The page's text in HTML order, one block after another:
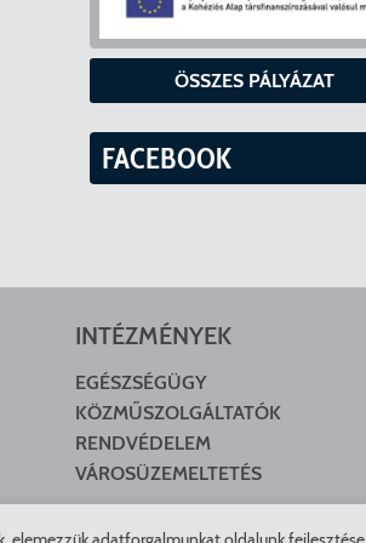
ÖSSZES PÁLYÁZAT
FACEBOOK
INTÉZMÉNYEK
EGÉSZSÉGÜGY
KÖZMŰSZOLGÁLTATÓK
RENDVÉDELEM
VÁROSÜZEMELTETÉS